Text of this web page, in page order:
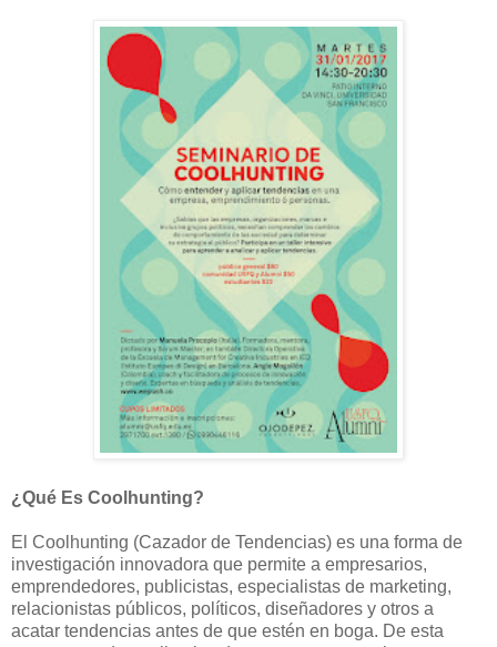
¿Qué Es Coolhunting?
El Coolhunting (Cazador de Tendencias) es una forma de
investigación innovadora que permite a empresarios,
emprendedores, publicistas, especialistas de marketing,
relacionistas públicos, políticos, diseñadores y otros a
acatar tendencias antes de que estén en boga. De esta